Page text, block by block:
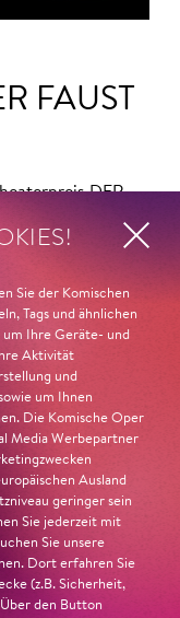
FAUST
DER
als
ziehe das
und
teilnahmslos
Wucht
ihres Spiels
nachfühlbar
Jury-
Sie der Komischen
Tags und ähnlichen
um Ihre Geräte- und
Aktivität
und
um Ihnen
Die Komische Oper
Media Werbepartner
Ausland
geringer sein
Sie jederzeit mit
Sie unsere
Dort erfahren Sie
(z.B. Sicherheit,
den Button